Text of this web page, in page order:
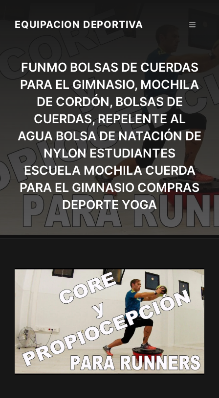
contentEQUIPACION DEPORTIVA MENU
FUNMO BOLSAS DE CUERDAS
PARA EL GIMNASIO, MOCHILA
DE CORDÓN, BOLSAS DE
CUERDAS, REPELENTE AL
AGUA BOLSA DE NATACIÓN DE
NYLON ESTUDIANTES
ESCUELA MOCHILA CUERDA
PARA EL GIMNASIO COMPRAS
DEPORTE YOGA